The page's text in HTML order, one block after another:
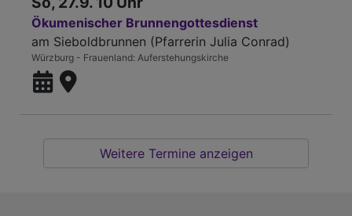
Ökumenischer Brunnengottesdienst
am Sieboldbrunnen (Pfarrerin Julia Conrad)
Würzburg - Frauenland Auferstehungskirche
Weitere Termine anzeigen